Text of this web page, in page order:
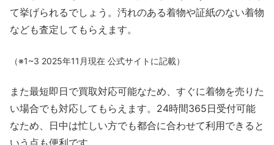
て挙げられるでしょう。汚れのある着物や証紙のない着物
なども査定してもらえます。
（※1~3 2025年11月現在 公式サイトに記載）
また最短即日で買取対応可能なため、すぐに着物を売りた
い場合でも対応してもらえます。24時間365日受付可能
なため、日中は忙しい方でも都合に合わせて利用できると